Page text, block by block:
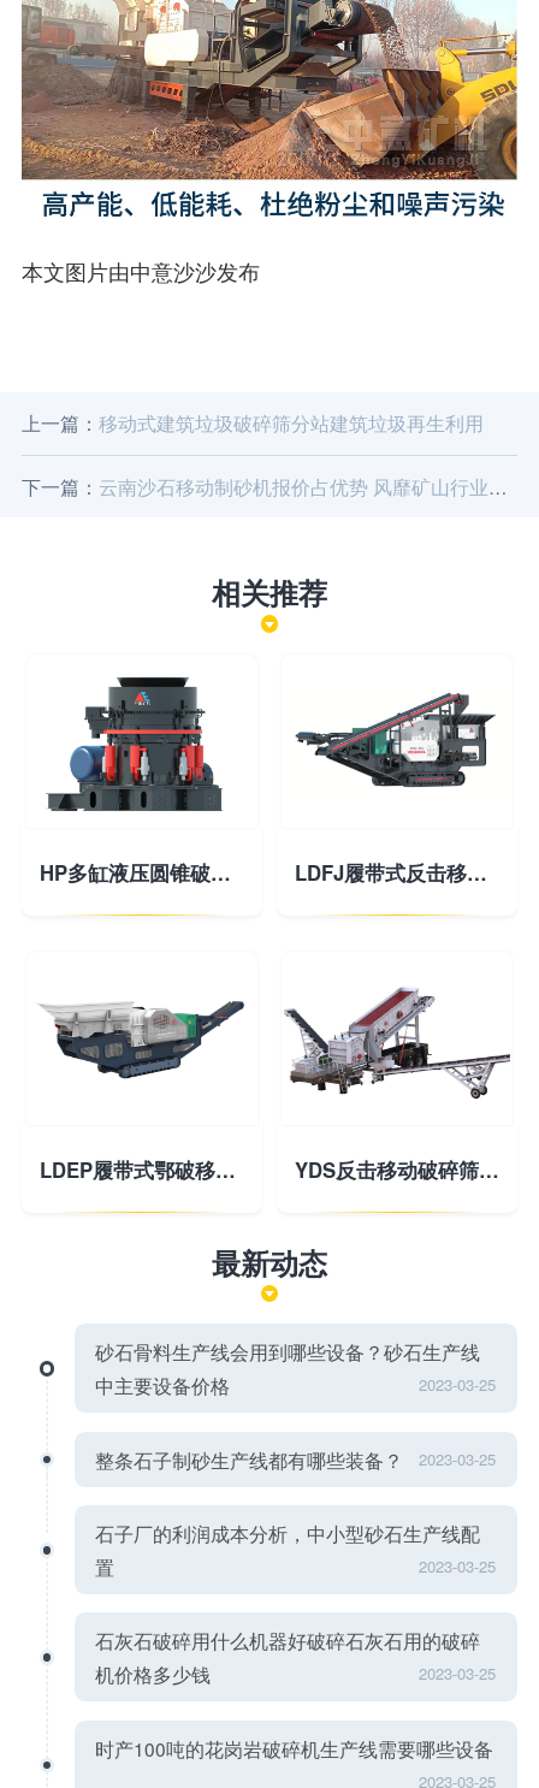
本文图片由中意沙沙发布
上一篇： 移动式建筑垃圾破碎筛分站建筑垃圾再生利用
下一篇： 云南沙石移动制砂机报价占优势 风靡矿山行业机械设备供不应求
相关推荐
HP多缸液压圆锥破碎机 LDFJ履带式反击移动破碎站
LDEP履带式鄂破移动破碎站 YDS反击移动破碎筛分站
最新动态
砂石骨料生产线会用到哪些设备？砂石生产线
中主要设备价格
2023-03-25
整条石子制砂生产线都有哪些装备？ 2023-03-25
石子厂的利润成本分析，中小型砂石生产线配
置
2023-03-25
石灰石破碎用什么机器好破碎石灰石用的破碎
机价格多少钱
2023-03-25
时产100吨的花岗岩破碎机生产线需要哪些设备
2023-03-25